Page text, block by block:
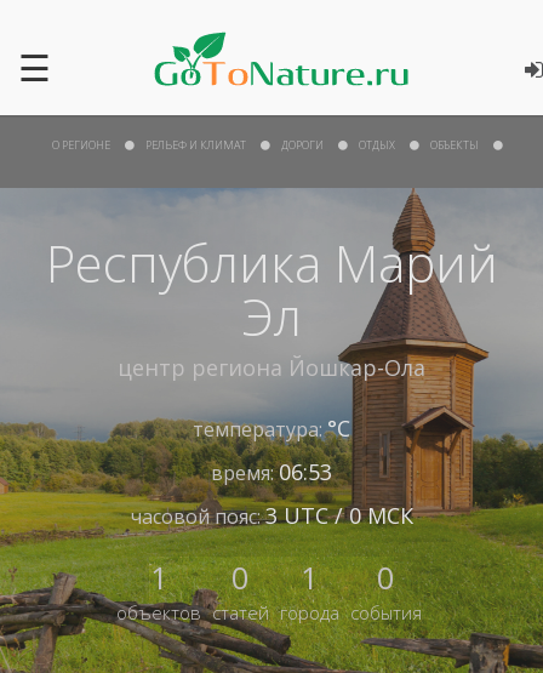
☰
Республика Марий
Эл
центр региона Йошкар-Ола
температура:°С
время:06:53
часовой пояс:3 UTC / 0 МСК
1
объектов
0
статей
1
города
0
события
О РЕГИОНЕ РЕЛЬЕФ И КЛИМАТ ДОРОГИ ОТДЫХ ОБЪЕКТЫ